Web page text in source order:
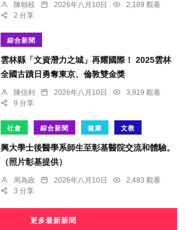
陳朝枝 2026年八月10日
2,189 觀看
2 分享
綜合新聞
雲林縣「文資潛力之城」再耀國際！ 2025雲林
全國古蹟日勇奪東京、倫敦雙金獎
陳信利 2026年八月10日
3,919 觀看
9 分享
社會 綜合新聞 健康 文教
興大學士後醫學系師生至彰基醫院交流和體驗。
（照片彰基提供）
周為政 2026年八月10日
2,483 觀看
3 分享
更多最新新聞